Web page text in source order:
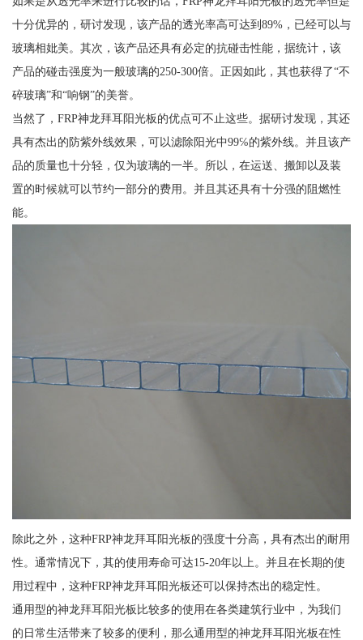
十分优异的，研讨发现，该产品的透光率高可达到89%，已经可以与
玻璃相妣美。其次，该产品还具有必定的抗碰击性能，据统计，该
产品的碰击强度为一般玻璃的250-300倍。正因如此，其也获得了“不
碎玻璃”和“响钢”的美誉。
当然了，FRP神龙拜耳阳光板的优点可不止这些。据研讨发现，其还
具有杰出的防紫外线效果，可以滤除阳光中99℅的紫外线。并且该产
品的质量也十分轻，仅为玻璃的一半。所以，在运送、搬卸以及装
置的时候就可以节约一部分的费用。并且其还具有十分强的阻燃性
能。
除此之外，这种FRP神龙拜耳阳光板的强度十分高，具有杰出的耐用
性。通常情况下，其的使用寿命可达15-20年以上。并且在长期的使
用过程中，这种FRP神龙拜耳阳光板还可以保持杰出的稳定性。
通用型的神龙拜耳阳光板比较多的使用在各类建筑行业中，为我们
的日常生活带来了较多的便利，那么通用型的神龙拜耳阳光板在性